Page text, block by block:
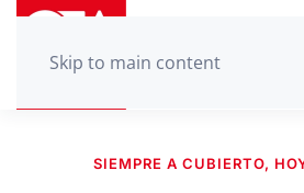
Skip to main content
SIEMPRE A CUBIERTO,